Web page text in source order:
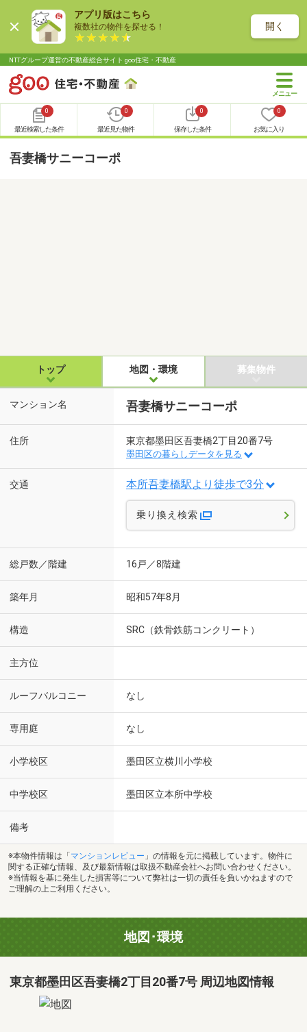
アプリ版はこちら
複数社の物件を探せる！ 開く
NTTグループ運営の不動産総合サイト goo住宅・不動産
0
最近検索した条件
0
最近見た物件
0
保存した条件
0
お気に入り
吾妻橋サニーコーポ
トップ 地図・環境 募集物件
マンション名 吾妻橋サニーコーポ
住所 東京都墨田区吾妻橋2丁目20番7号
墨田区の暮らしデータを見る
交通 本所吾妻橋駅より徒歩で3分
乗り換え検索
総戸数／階建 16戸／8階建
築年月 昭和57年8月
構造 SRC（鉄骨鉄筋コンクリート）
主方位
ルーフバルコニー なし
専用庭 なし
小学校区 墨田区立横川小学校
中学校区 墨田区立本所中学校
備考
※本物件情報は「 マンションレビュー 」の情報を元に掲載しています。物件に
関する正確な情報、及び最新情報は取扱不動産会社へお問い合わせください。
※当情報を基に発生した損害等について弊社は一切の責任を負いかねますので
ご理解の上ご利用ください。
地図･環境
東京都墨田区吾妻橋2丁目20番7号 周辺地図情報